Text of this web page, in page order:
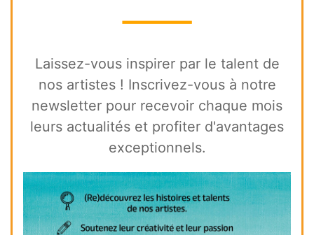
⸻
Laissez-vous inspirer par le talent de
nos artistes ! Inscrivez-vous à notre
newsletter pour recevoir chaque mois
leurs actualités et profiter d'avantages
exceptionnels.